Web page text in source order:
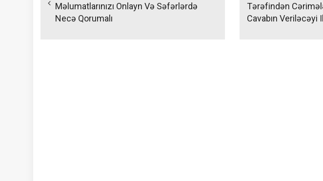
Məlumatlarınızı Onlayn Və Səfərlərdə
Necə Qorumalı
Tərəfindən
Cavabın Veriləcəyi